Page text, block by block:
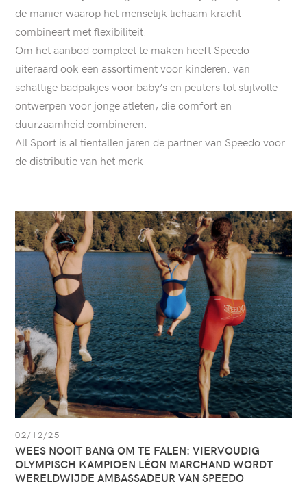
de manier waarop het menselijk lichaam kracht
combineert met flexibiliteit.
Om het aanbod compleet te maken heeft Speedo
uiteraard ook een assortiment voor kinderen: van
schattige badpakjes voor baby’s en peuters tot stijlvolle
ontwerpen voor jonge atleten, die comfort en
duurzaamheid combineren.
All Sport is al tientallen jaren de partner van Speedo voor
de distributie van het merk
articles.list
Zie
artikel:
WEES
NOOIT
BANG
OM
TE
FALEN:
VIERVOUDIG
OLYMPISCH
KAMPIOEN
LÉON
MARCHAND
WORDT
WERELDWIJDE
AMBASSADEUR
VAN
SPEEDO
02/12/25
WEES NOOIT BANG OM TE FALEN: VIERVOUDIG
OLYMPISCH KAMPIOEN LÉON MARCHAND WORDT
WERELDWIJDE AMBASSADEUR VAN SPEEDO